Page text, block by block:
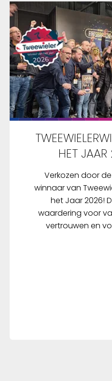
HET
Verkozen door
winnaar van
het Jaar 2026!
waardering voor
vertrouwen en